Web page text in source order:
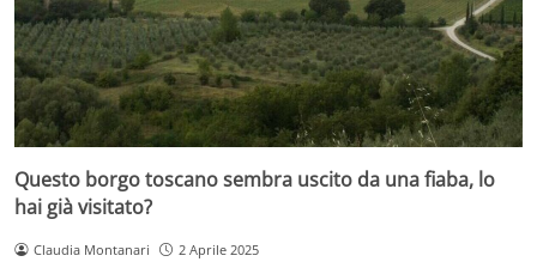
Questo borgo toscano sembra uscito da una fiaba, lo
hai già visitato?
Claudia Montanari 2 Aprile 2025